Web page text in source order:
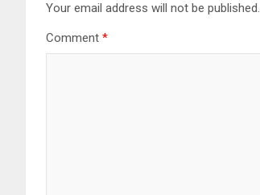
Your email address will not be published.
Comment *